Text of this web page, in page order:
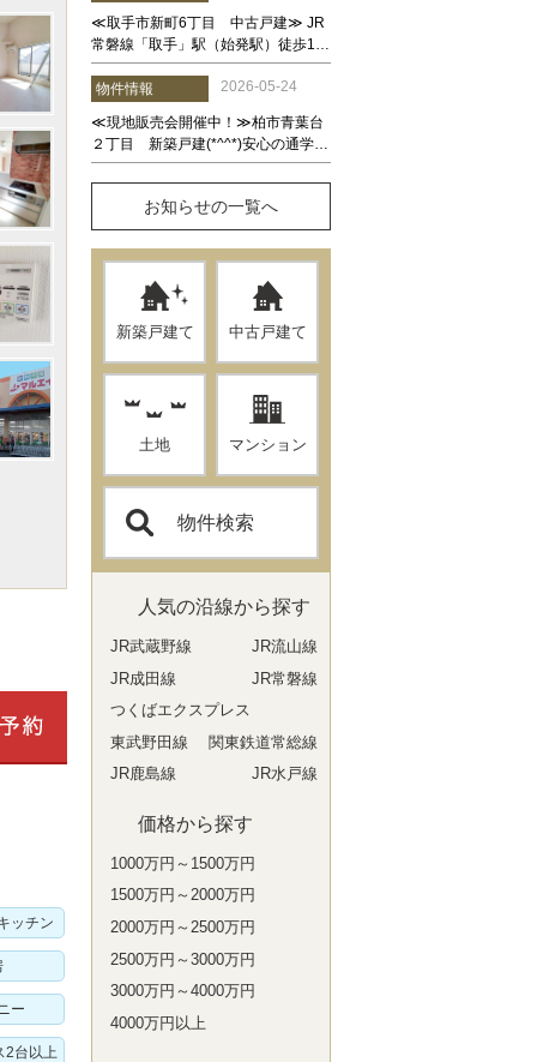
ッチン
ー
2台以上
お知らせの一覧へ
新築戸建て 中古戸建て
土地 マンション
物件検索
人気の沿線から探す
JR武蔵野線
JR流山線
JR成田線
JR常磐線
つくばエクスプレス
東武野田線
関東鉄道常総線
JR鹿島線
JR水戸線
価格から探す
1000万円～1500万円
1500万円～2000万円
2000万円～2500万円
2500万円～3000万円
3000万円～4000万円
4000万円以上